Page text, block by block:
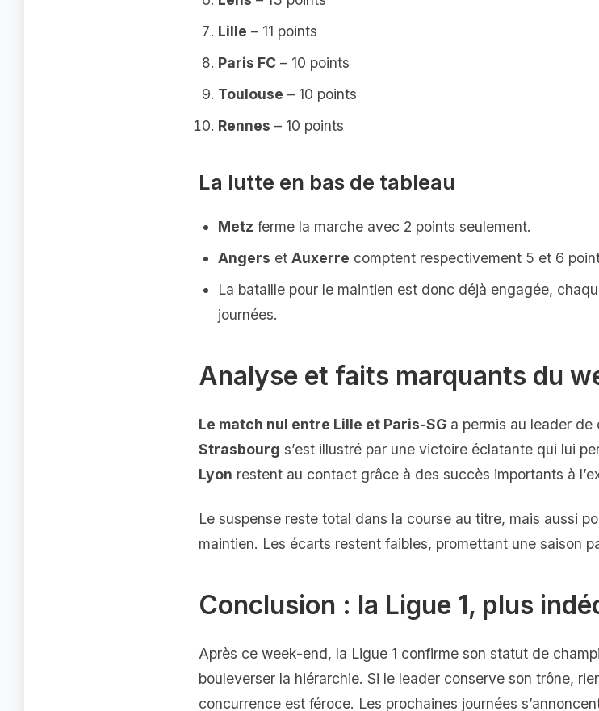
Lille – 11 points
Paris FC – 10 points
Toulouse – 10 points
Rennes – 10 points
La lutte en bas de tableau
Metz ferme la marche avec 2 points seulement.
Angers et Auxerre comptent respectivement 5 et 6
La bataille pour le maintien est donc déjà engagée,
journées.
Analyse et faits marquants du
Le match nul entre Lille et Paris-SG a permis au leader
Strasbourg s’est illustré par une victoire éclatante qui lui
Lyon restent au contact grâce à des succès importants à
Le suspense reste total dans la course au titre, mais aussi
maintien. Les écarts restent faibles, promettant une saison
Conclusion : la Ligue 1, plus
Après ce week-end, la Ligue 1 confirme son statut de
bouleverser la hiérarchie. Si le leader conserve son trône,
concurrence est féroce. Les prochaines journées